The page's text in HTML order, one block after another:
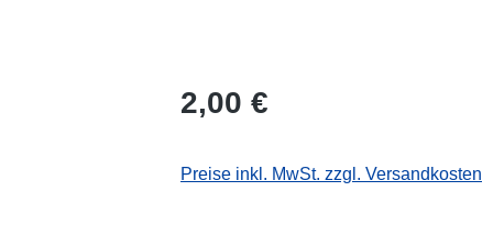
Regulärer Preis:
2,00 €
Preise inkl. MwSt. zzgl. Versandkosten